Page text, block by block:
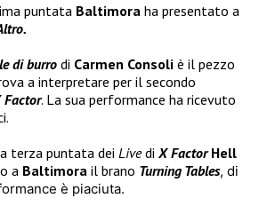
puntata Baltimora ha presentato a
di burrodi Carmen Consoli è il pezzo
a interpretare per il secondo
Factor. La sua performance ha ricevuto
terza puntata dei Livedi X Factor Hell
a Baltimora il brano Turning Tables, di
è piaciuta.